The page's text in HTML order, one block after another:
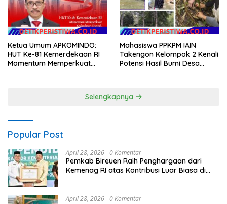
Ketua Umum APKOMINDO:
HUT Ke-81 Kemerdekaan RI
Momentum Memperkuat
Mahasiswa PPKPM IAIN
Takengon Kelompok 2 Kenali
Potensi Hasil Bumi Desa
Selengkapnya
Popular Post
April 28, 2026 0 Komentar
Pemkab Bireuen Raih Penghargaan dari
Kemenag RI atas Kontribusi Luar Biasa di
April 28, 2026 0 Komentar